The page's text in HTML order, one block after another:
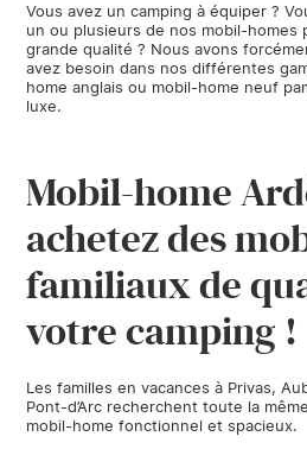
Vous avez un camping à équiper ?
un ou plusieurs de nos mobil-homes
grande qualité ? Nous avons
avez besoin dans nos différentes
home anglais ou mobil-home neuf
luxe.
Mobil-home
achetez des
familiaux de
votre camping !
Les familles en vacances à Privas,
Pont-d’Arc recherchent toute la
mobil-home fonctionnel et spacieux.